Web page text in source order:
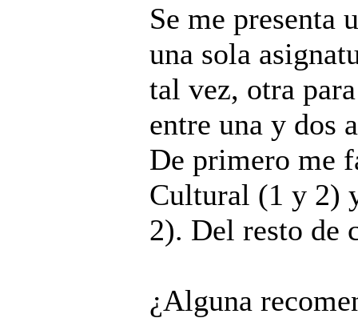
Se me presenta
una sola
tal vez, otra
entre una y dos
De primero me
Cultural (1 y 2)
2). Del resto de
¿Alguna